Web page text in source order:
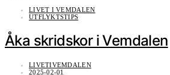
LIVET I VEMDALEN
UTFLYKTSTIPS
Åka skridskor i Vemdalen
LIVETIVEMDALEN
2025-02-01